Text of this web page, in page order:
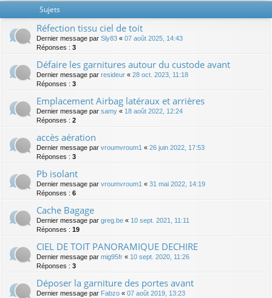
Sujets
Réfection tissu ciel de toit
Dernier message par Sly83 « 07 août 2025, 14:43
Réponses : 3
Défaire les garnitures autour du custode avant
Dernier message par resideur « 28 oct. 2023, 11:18
Réponses : 3
Emplacement Airbag latéraux et arrières
Dernier message par samy « 18 août 2022, 12:24
Réponses : 2
accès aération
Dernier message par vroumvroum1 « 26 juin 2022, 17:53
Réponses : 3
Pb isolant
Dernier message par vroumvroum1 « 31 mai 2022, 14:19
Réponses : 6
Cache Bagage
Dernier message par greg.be « 10 sept. 2021, 11:11
Réponses : 19
CIEL DE TOIT PANORAMIQUE DECHIRE
Dernier message par mig95fr « 10 sept. 2020, 11:26
Réponses : 3
Déposer la garniture des portes avant
Dernier message par Fabzo « 07 août 2019, 13:23